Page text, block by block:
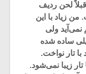
لحن ردیف
زیاد با این
نمی‌آید ولی
ساده شده
تار نواخت.
زیبا نمی‌شود.